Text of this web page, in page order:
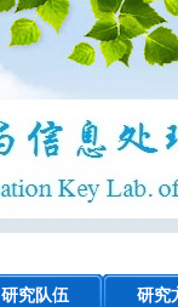
研究队伍 研究